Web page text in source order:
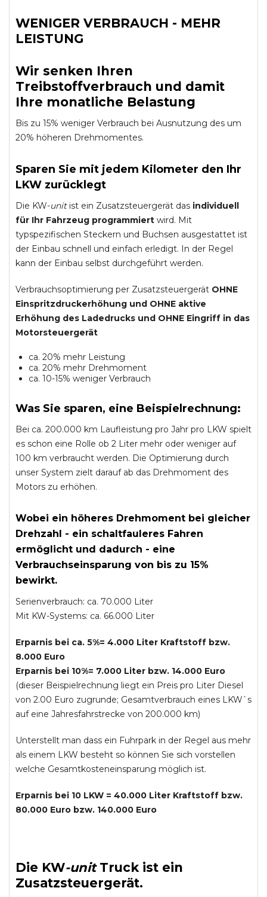
WENIGER VERBRAUCH - MEHR
LEISTUNG
Wir senken Ihren
Treibstoffverbrauch und damit
Ihre monatliche Belastung
Bis zu 15% weniger Verbrauch bei Ausnutzung des um
20% höheren Drehmomentes.
Sparen Sie mit jedem Kilometer den Ihr
LKW zurücklegt
Die KW-unitist ein Zusatzsteuergerät das individuell
für Ihr Fahrzeug programmiert wird. Mit
typspezifischen Steckern und Buchsen ausgestattet ist
der Einbau schnell und einfach erledigt. In der Regel
kann der Einbau selbst durchgeführt werden.
Verbrauchsoptimierung per Zusatzsteuergerät OHNE
Einspritzdruckerhöhung und OHNE aktive
Erhöhung des Ladedrucks und OHNE Eingriff in das
Motorsteuergerät
ca. 20% mehr Leistung
ca. 20% mehr Drehmoment
ca. 10-15% weniger Verbrauch
Was Sie sparen, eine Beispielrechnung:
Bei ca. 200.000 km Laufleistung pro Jahr pro LKW spielt
es schon eine Rolle ob 2 Liter mehr oder weniger auf
100 km verbraucht werden. Die Optimierung durch
unser System zielt darauf ab das Drehmoment des
Motors zu erhöhen.
Wobei ein höheres Drehmoment bei gleicher
Drehzahl - ein schaltfauleres Fahren
ermöglicht und dadurch - eine
Verbrauchseinsparung von bis zu 15%
bewirkt.
Serienverbrauch: ca. 70.000 Liter
Mit KW-Systems: ca. 66.000 Liter
Erparnis bei ca. 5%= 4.000 Liter Kraftstoff bzw.
8.000 Euro
Erparnis bei 10%= 7.000 Liter bzw. 14.000 Euro
(dieser Beispielrechnung liegt ein Preis pro Liter Diesel
von 2.00 Euro zugrunde; Gesamtverbrauch eines LKW`s
auf eine Jahresfahrstrecke von 200.000 km)
Unterstellt man dass ein Fuhrpark in der Regel aus mehr
als einem LKW besteht so können Sie sich vorstellen
welche Gesamtkosteneinsparung möglich ist.
Erparnis bei 10 LKW = 40.000 Liter Kraftstoff bzw.
80.000 Euro bzw. 140.000 Euro
Die KW-unit Truckist ein
Zusatzsteuergerät.